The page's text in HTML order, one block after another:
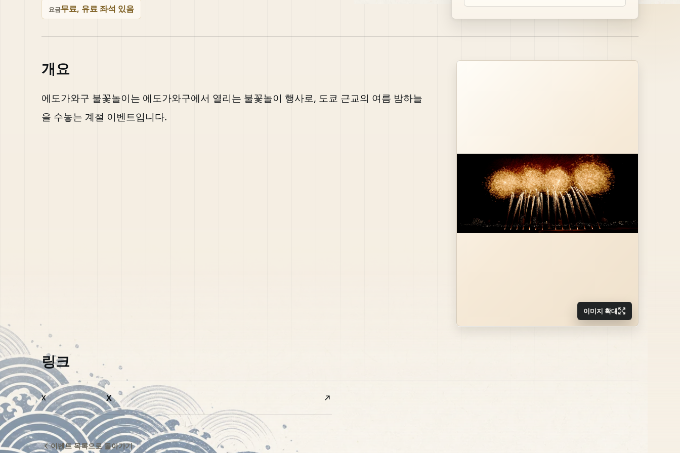
요금무료, 유료 좌석 있음
개요
에도가와구 불꽃놀이는 에도가와구에서 열리는 불꽃놀이 행사로, 도쿄 근교의 여름 밤하늘
을 수놓는 계절 이벤트입니다.
이미지 확대
링크
X X
이벤트 목록으로 돌아가기